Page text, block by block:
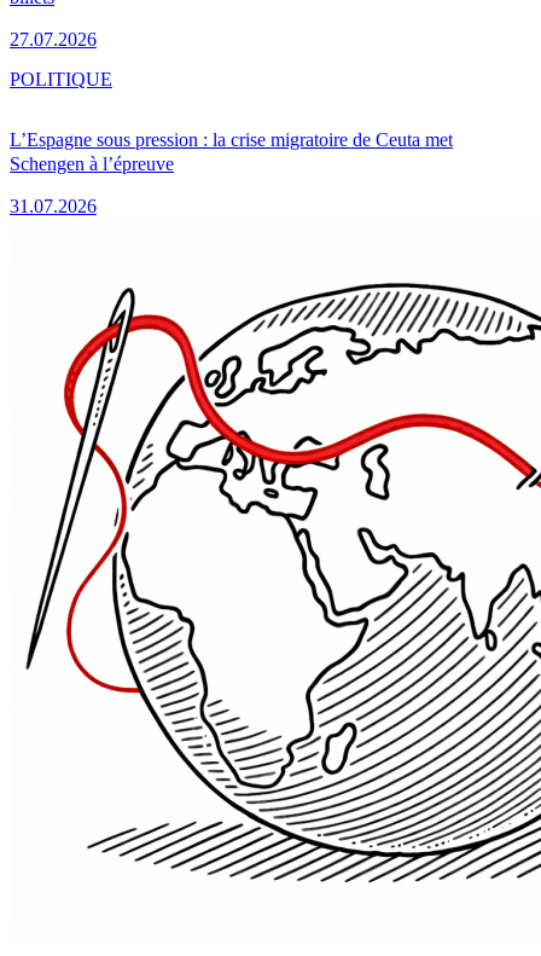
27.07.2026
L’Espagne sous pression : la crise migratoire de Ceuta met
Schengen à l’épreuve
31.07.2026
POLITIQUE